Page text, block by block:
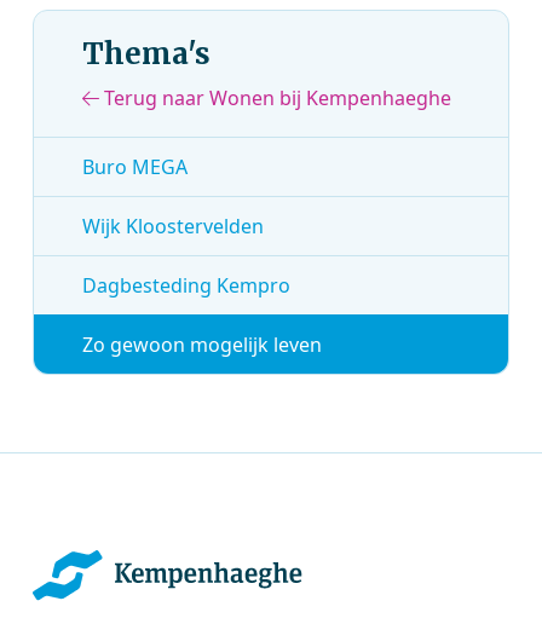
Thema's
Terug naar Wonen bij Kempenhaeghe
Buro MEGA
Wijk Kloostervelden
Dagbesteding Kempro
Zo gewoon mogelijk leven